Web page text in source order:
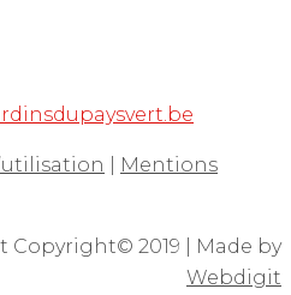
Mentions
Copyright© 2019 | Made by
Webdigit